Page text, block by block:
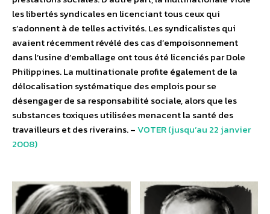
les libertés syndicales en licenciant tous ceux qui
s’adonnent à de telles activités. Les syndicalistes qui
avaient récemment révélé des cas d’empoisonnement
dans l’usine d’emballage ont tous été licenciés par Dole
Philippines. La multinationale profite également de la
délocalisation systématique des emplois pour se
désengager de sa responsabilité sociale, alors que les
substances toxiques utilisées menacent la santé des
travailleurs et des riverains. –VOTER (jusqu’au 22 janvier
2008)